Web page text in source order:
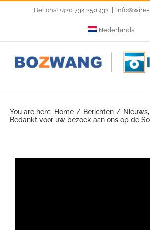
content
Bel ons! +420 734 250 432
Nederlands
You are here: Home Berichten Nieuws
Bedankt voor uw bezoek aan ons op de